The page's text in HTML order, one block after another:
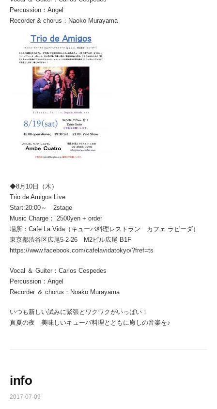
Percussion：Angel
Recorder & chorus：Naoko Murayama
◆8月10日（木）
Trio de Amigos Live
Start:20:00～ 2stage
Music Charge： 2500yen + order
場所：Cafe La Vida（キューバ料理レストラン カフェ ラビーダ）
東京都渋谷区広尾5-2-26 M2ビル広尾 B1F
https://www.facebook.com/cafelavidatokyo/?fref=ts
Vocal ＆ Guiter：Carlos Cespedes
Percussion：Angel
Recorder ＆ chorus：Noako Murayama
いつも新しい試みに緊張とワクワクがいっぱい！
真夏の夜 美味しいキューバ料理とともに癒しの音楽を♪
info
2017-07-09